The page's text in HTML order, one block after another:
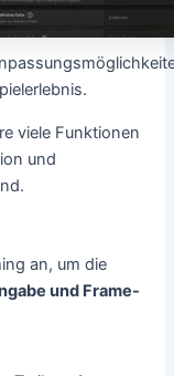
viele Funktionen
und
an, um die
und Frame-